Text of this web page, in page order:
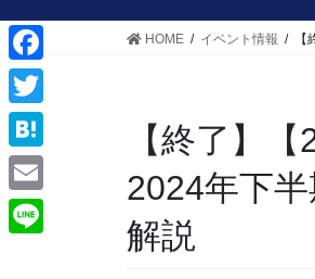
HOME イベント情報
【終了】
2024年下
解説
F
a
c
e
b
T
w
i
H
a
t
E